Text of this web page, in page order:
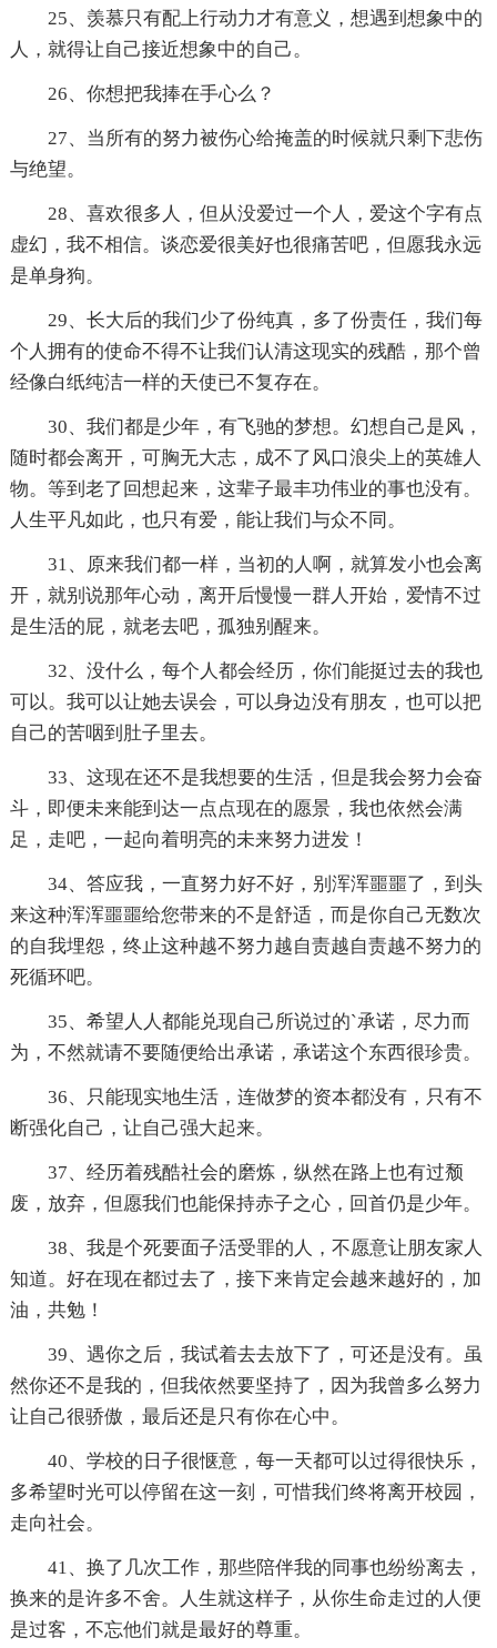
25、羡慕只有配上行动力才有意义，想遇到想象中的
人，就得让自己接近想象中的自己。
26、你想把我捧在手心么？
27、当所有的努力被伤心给掩盖的时候就只剩下悲伤
与绝望。
28、喜欢很多人，但从没爱过一个人，爱这个字有点
虚幻，我不相信。谈恋爱很美好也很痛苦吧，但愿我永远
是单身狗。
29、长大后的我们少了份纯真，多了份责任，我们每
个人拥有的使命不得不让我们认清这现实的残酷，那个曾
经像白纸纯洁一样的天使已不复存在。
30、我们都是少年，有飞驰的梦想。幻想自己是风，
随时都会离开，可胸无大志，成不了风口浪尖上的英雄人
物。等到老了回想起来，这辈子最丰功伟业的事也没有。
人生平凡如此，也只有爱，能让我们与众不同。
31、原来我们都一样，当初的人啊，就算发小也会离
开，就别说那年心动，离开后慢慢一群人开始，爱情不过
是生活的屁，就老去吧，孤独别醒来。
32、没什么，每个人都会经历，你们能挺过去的我也
可以。我可以让她去误会，可以身边没有朋友，也可以把
自己的苦咽到肚子里去。
33、这现在还不是我想要的生活，但是我会努力会奋
斗，即便未来能到达一点点现在的愿景，我也依然会满
足，走吧，一起向着明亮的未来努力进发！
34、答应我，一直努力好不好，别浑浑噩噩了，到头
来这种浑浑噩噩给您带来的不是舒适，而是你自己无数次
的自我埋怨，终止这种越不努力越自责越自责越不努力的
死循环吧。
35、希望人人都能兑现自己所说过的`承诺，尽力而
为，不然就请不要随便给出承诺，承诺这个东西很珍贵。
36、只能现实地生活，连做梦的资本都没有，只有不
断强化自己，让自己强大起来。
37、经历着残酷社会的磨炼，纵然在路上也有过颓
废，放弃，但愿我们也能保持赤子之心，回首仍是少年。
38、我是个死要面子活受罪的人，不愿意让朋友家人
知道。好在现在都过去了，接下来肯定会越来越好的，加
油，共勉！
39、遇你之后，我试着去去放下了，可还是没有。虽
然你还不是我的，但我依然要坚持了，因为我曾多么努力
让自己很骄傲，最后还是只有你在心中。
40、学校的日子很惬意，每一天都可以过得很快乐，
多希望时光可以停留在这一刻，可惜我们终将离开校园，
走向社会。
41、换了几次工作，那些陪伴我的同事也纷纷离去，
换来的是许多不舍。人生就这样子，从你生命走过的人便
是过客，不忘他们就是最好的尊重。